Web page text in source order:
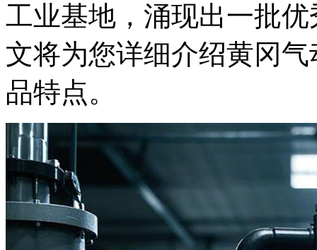
工业基地，涌现出一批
文将为您详细介绍黄冈
品特点。